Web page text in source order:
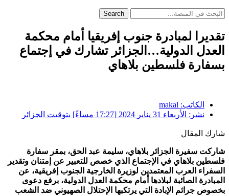
Search
تقديرا لمبادرة جنوب إفريقيا أمام محكمة
العدل الدولية…الجزائر تشارك في إجتماع
بسفارة فلسطين بلاهاي
الكاتب: makal
نشر: الأربعاء 31 يناير 2024 [17:27 مساءً] بتوقيت الجزائر
شارك المقال
شاركت سفيرة الجزائر بلاهاي، سليمة عبد الحق، بمقر سفارة
فلسطين بلاهاي في الإجتماع الذي خصص للتعبير عن إمتنان وتقدير
السفراء العرب المعتمدين لوزيرة الخارجية الجنوب إفريقية، عن
المبادرة الصائبة لبلادها أمام محكمة العدل الدولية، برفع دعوى
بخصوص جرائم الإبادة التي يرتكبها الإحتلال الصهيوني ضد الشعب